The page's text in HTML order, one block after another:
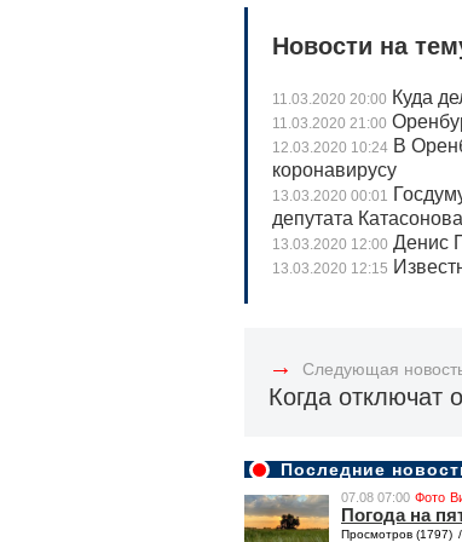
Новости на
11.03.2020 20:00 Куда
11.03.2020 21:00
12.03.2020 10:24 В
коронавирусу
13.03.2020 00:01
депутата Катасонова
13.03.2020 12:00 Денис
13.03.2020 12:15
→ Следующая
Когда отключат
Последние
07.08 07:00 Фото
Погода на
Просмотров (1797) /